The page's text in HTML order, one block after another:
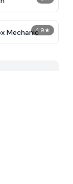
4.9★
Mechanic